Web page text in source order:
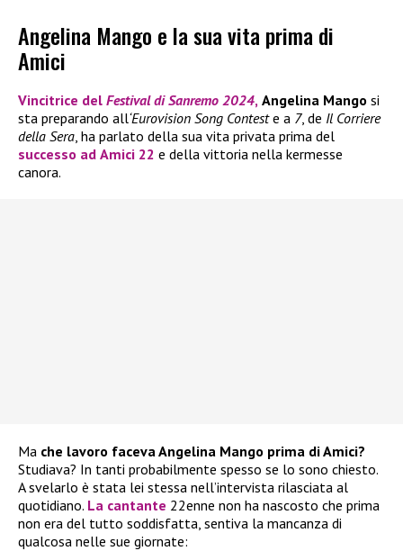
Angelina Mango e la sua vita prima di
Amici
Vincitrice del Festival di Sanremo 2024, Angelina Mango si
sta preparando all‘Eurovision Song Conteste a 7, de Il Corriere
della Sera , ha parlato della sua vita privata prima del
successo ad Amici 22 e della vittoria nella kermesse
canora.
Ma che lavoro faceva Angelina Mango prima di Amici?
Studiava? In tanti probabilmente spesso se lo sono chiesto.
A svelarlo è stata lei stessa nell’intervista rilasciata al
quotidiano. La cantante 22enne non ha nascosto che prima
non era del tutto soddisfatta, sentiva la mancanza di
qualcosa nelle sue giornate: